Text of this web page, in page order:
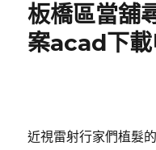
板橋區當舖
案acad下載
近視雷射行家們植髮